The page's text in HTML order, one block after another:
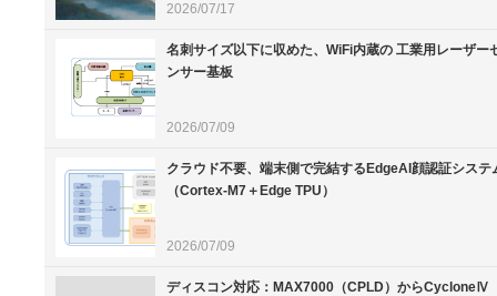
2026/07/17
名刺サイズ以下に収めた、WiFi内蔵の 工業用レーザー
ンサー基板
2026/07/09
クラウド不要、端末側で完結するEdgeAI顔認証システ
（Cortex-M7＋Edge TPU）
2026/07/09
ディスコン対応：MAX7000（CPLD）からCycloneⅣ